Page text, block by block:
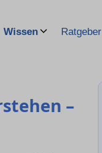
Wissen Ratgeber
–